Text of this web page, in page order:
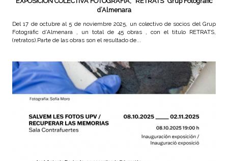
d’Almenara
Del 17 de octubre al 5 de noviembre 2025, un colectivo de socios del Grup
Fotográfic d’Almenara , un total de 45 obras , con el titulo RETRATS,
(retratos).Parte de las obras son el resultado de...